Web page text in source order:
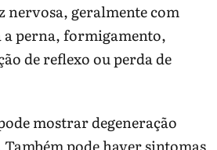
nervosa, geralmente com
a perna, formigamento,
de reflexo ou perda de
mostrar degeneração
pode haver sintomas